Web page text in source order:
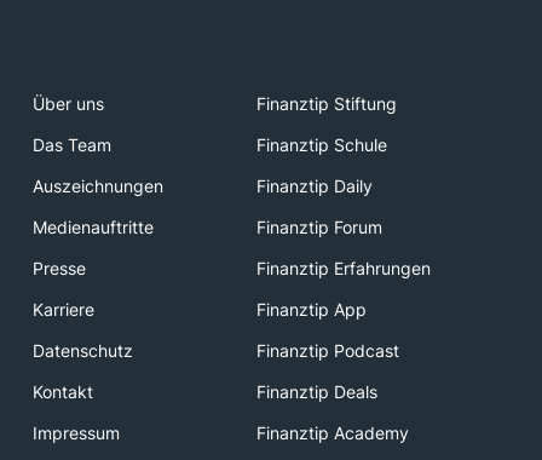
Über uns
Finanztip Stiftung
Das Team
Finanztip Schule
Auszeichnungen
Finanztip Daily
Medienauftritte
Finanztip Forum
Presse
Finanztip Erfahrungen
Karriere
Finanztip App
Datenschutz
Finanztip Podcast
Kontakt
Finanztip Deals
Impressum
Finanztip Academy